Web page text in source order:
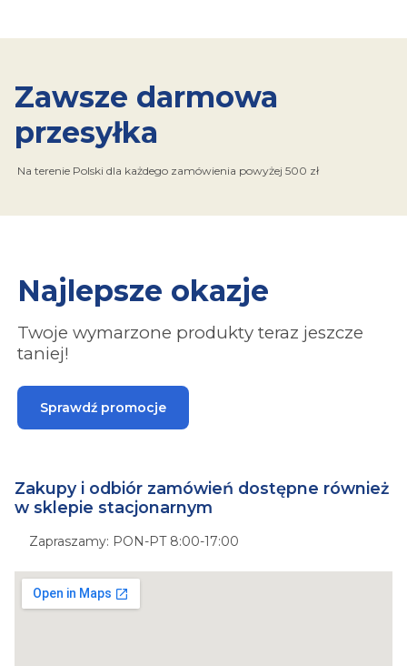
Zawsze darmowa
przesyłka
Na terenie Polski dla każdego zamówienia powyżej 500 zł
Najlepsze okazje
Twoje wymarzone produkty teraz jeszcze
taniej!
Sprawdź promocje
Zakupy i odbiór zamówień dostępne również
w sklepie stacjonarnym
Zapraszamy: PON-PT 8:00-17:00